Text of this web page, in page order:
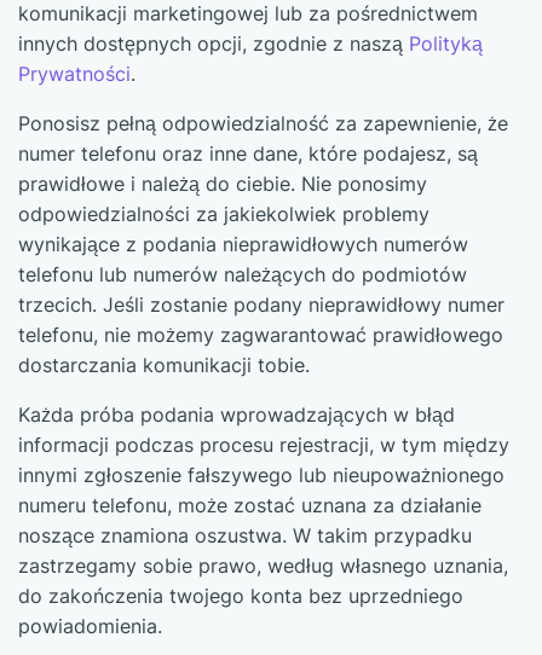
komunikacji marketingowej lub za pośrednictwem
innych dostępnych opcji, zgodnie z naszą Polityką
Prywatności.
Ponosisz pełną odpowiedzialność za zapewnienie, że
numer telefonu oraz inne dane, które podajesz, są
prawidłowe i należą do ciebie. Nie ponosimy
odpowiedzialności za jakiekolwiek problemy
wynikające z podania nieprawidłowych numerów
telefonu lub numerów należących do podmiotów
trzecich. Jeśli zostanie podany nieprawidłowy numer
telefonu, nie możemy zagwarantować prawidłowego
dostarczania komunikacji tobie.
Każda próba podania wprowadzających w błąd
informacji podczas procesu rejestracji, w tym między
innymi zgłoszenie fałszywego lub nieupoważnionego
numeru telefonu, może zostać uznana za działanie
noszące znamiona oszustwa. W takim przypadku
zastrzegamy sobie prawo, według własnego uznania,
do zakończenia twojego konta bez uprzedniego
powiadomienia.